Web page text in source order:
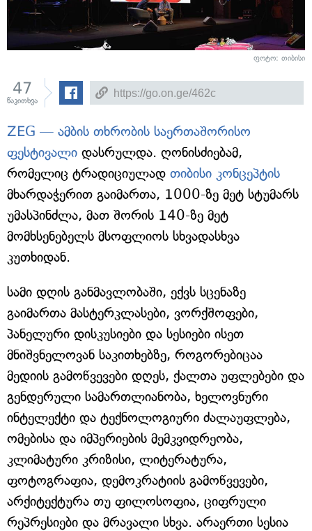
ფოტო: თიბისი
47
წაკითხვა
ZEG — ამბის თხრობის საერთაშორისო
ფესტივალი დასრულდა. ღონისძიებამ,
რომელიც ტრადიციულად თიბისი კონცეპტის
მხარდაჭერით გაიმართა, 1000-ზე მეტ სტუმარს
უმასპინძლა, მათ შორის 140-ზე მეტ
მომხსენებელს მსოფლიოს სხვადასხვა
კუთხიდან.
სამი დღის განმავლობაში, ექვს სცენაზე
გაიმართა მასტერკლასები, ვორქშოფები,
პანელური დისკუსიები და სესიები ისეთ
მნიშვნელოვან საკითხებზე, როგორებიცაა
მედიის გამოწვევები დღეს, ქალთა უფლებები და
გენდერული სამართლიანობა, ხელოვნური
ინტელექტი და ტექნოლოგიური ძალაუფლება,
ომებისა და იმპერიების მემკვიდრეობა,
კლიმატური კრიზისი, ლიტერატურა,
ფოტოგრაფია, დემოკრატიის გამოწვევები,
არქიტექტურა თუ ფილოსოფია, ციფრული
რეპრესიები და მრავალი სხვა. არაერთი სესია